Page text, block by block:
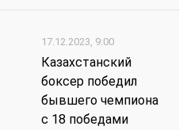
17.12.2023, 9:00
Казахстанский
боксер победил
бывшего чемпиона
с 18 победами